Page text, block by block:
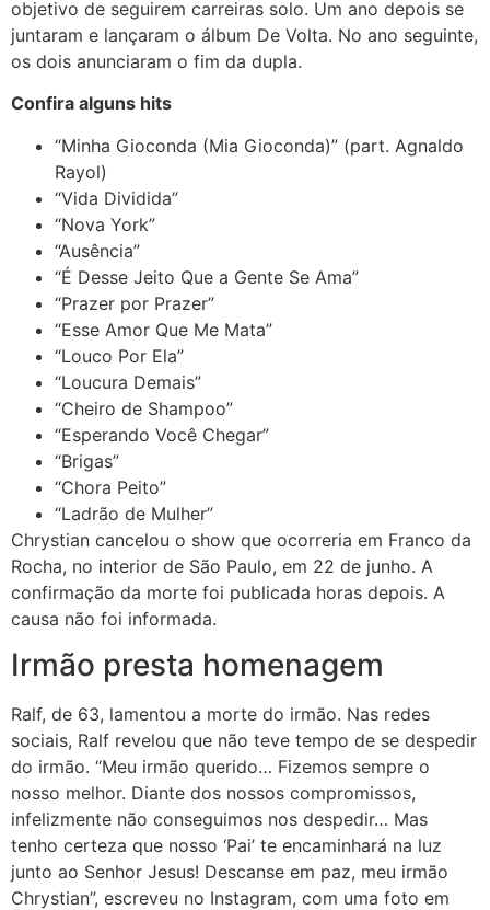
objetivo de seguirem carreiras solo. Um ano depois se
juntaram e lançaram o álbum De Volta. No ano seguinte,
os dois anunciaram o fim da dupla.
Confira alguns hits
“Minha Gioconda (Mia Gioconda)” (part. Agnaldo
Rayol)
“Vida Dividida”
“Nova York”
“Ausência”
“É Desse Jeito Que a Gente Se Ama”
“Prazer por Prazer”
“Esse Amor Que Me Mata”
“Louco Por Ela”
“Loucura Demais”
“Cheiro de Shampoo”
“Esperando Você Chegar”
“Brigas”
“Chora Peito”
“Ladrão de Mulher”
Chrystian cancelou o show que ocorreria em Franco da
Rocha, no interior de São Paulo, em 22 de junho. A
confirmação da morte foi publicada horas depois. A
causa não foi informada.
Irmão presta homenagem
Ralf, de 63, lamentou a morte do irmão. Nas redes
sociais, Ralf revelou que não teve tempo de se despedir
do irmão. “Meu irmão querido… Fizemos sempre o
nosso melhor. Diante dos nossos compromissos,
infelizmente não conseguimos nos despedir… Mas
tenho certeza que nosso ‘Pai’ te encaminhará na luz
junto ao Senhor Jesus! Descanse em paz, meu irmão
Chrystian”, escreveu no Instagram, com uma foto em